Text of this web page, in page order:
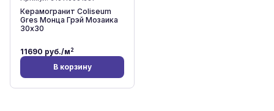
Керамогранит Coliseum
Gres Монца Грэй Мозаика
30x30
11690 руб./м2
В корзину